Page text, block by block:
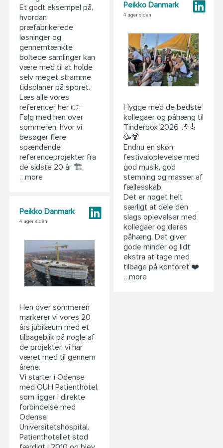
Et godt eksempel på,
hvordan
præfabrikerede
løsninger og
gennemtænkte
boltede samlinger kan
være med til at holde
selv meget stramme
tidsplaner på sporet.
Læs alle vores
referencer her 👉
Følg med hen over
sommeren, hvor vi
besøger flere
spændende
referenceprojekter fra
de sidste 20 år 🏗️
…more
Peikko Danmark
4 uger siden
Hen over sommeren
markerer vi vores 20
års jubilæum med et
tilbageblik på nogle af
de projekter, vi har
været med til gennem
årene.
Vi starter i Odense
med OUH Patienthotel,
som ligger i direkte
forbindelse med
Odense
Universitetshospital.
Patienthotellet stod
Peikko Danmark
4 uger siden
Hygge med de bedste
kollegaer og påhæng til
Tinderbox 2026 🎶🎸
🥳🍹
Endnu en skøn
festivaloplevelse med
god musik, god
stemning og masser af
fællesskab.
Det er noget helt
særligt at dele den
slags oplevelser med
kollegaer og deres
påhæng. Det giver
gode minder og lidt
ekstra at tage med
tilbage på kontoret ❤️
…more